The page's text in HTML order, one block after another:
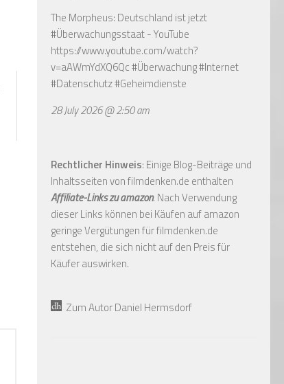
The Morpheus: Deutschland ist jetzt
#Überwachungsstaat - YouTube
https://www.youtube.com/watch?
v=aAWmYdXQ6Qc#Überwachung #Internet
#Datenschutz #Geheimdienste
28 July 2026 @ 2:50 am
Rechtlicher Hinweis: Einige Blog-Beiträge und
Inhaltsseiten von filmdenken.de enthalten
Affiliate-Links zu amazon. Nach Verwendung
dieser Links können bei Käufen auf amazon
geringe Vergütungen für filmdenken.de
entstehen, die sich nicht auf den Preis für
Käufer auswirken.
Zum Autor Daniel Hermsdorf